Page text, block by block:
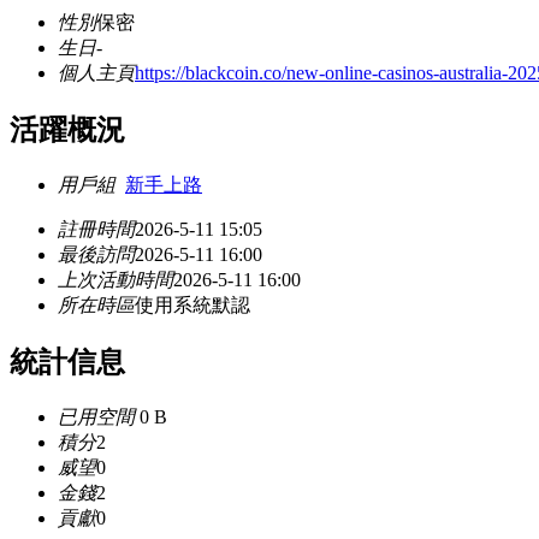
性別保密
生日-
個人主頁https://blackcoin.co/new-online-casinos-australia-
活躍概況
用戶組 新手上路
註冊時間2026-5-11 15:05
最後訪問2026-5-11 16:00
上次活動時間2026-5-11 16:00
所在時區使用系統默認
統計信息
已用空間0 B
積分2
威望0
金錢2
貢獻0